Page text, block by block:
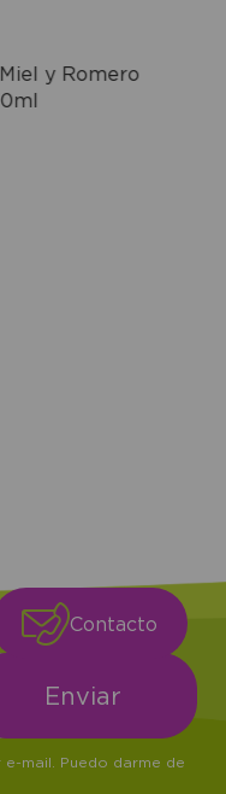
y Romero
mail. Puedo darme de
Contacto